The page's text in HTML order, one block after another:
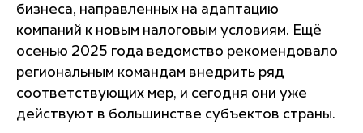
бизнеса, направленных на адаптацию
компаний к новым налоговым условиям. Ещё
осенью 2025 года ведомство рекомендовало
региональным командам внедрить ряд
соответствующих мер, и сегодня они уже
действуют в большинстве субъектов страны.